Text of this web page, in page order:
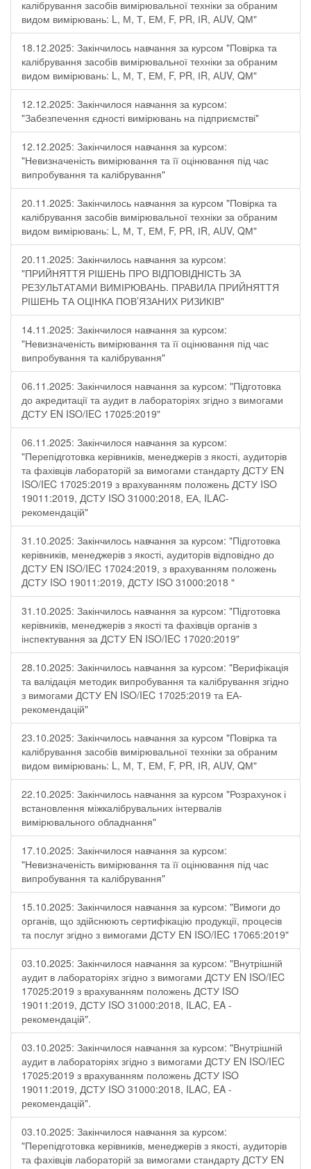
калібрування засобів вимірювальної техніки за обраним
видом вимірювань: L, М, Т, ЕМ, F, РR, ІR, АUV, QМ"
18.12.2025: Закінчилось навчання за курсом "Повірка та
калібрування засобів вимірювальної техніки за обраним
видом вимірювань: L, М, Т, ЕМ, F, РR, ІR, АUV, QМ"
12.12.2025: Закінчилося навчання за курсом:
"Забезпечення єдності вимірювань на підприємстві"
12.12.2025: Закінчилося навчання за курсом:
"Невизначеність вимірювання та її оцінювання під час
випробування та калібрування"
20.11.2025: Закінчилось навчання за курсом "Повірка та
калібрування засобів вимірювальної техніки за обраним
видом вимірювань: L, М, Т, ЕМ, F, РR, ІR, АUV, QМ"
20.11.2025: Закінчилось навчання за курсом:
"ПРИЙНЯТТЯ РІШЕНЬ ПРО ВІДПОВІДНІСТЬ ЗА
РЕЗУЛЬТАТАМИ ВИМІРЮВАНЬ. ПРАВИЛА ПРИЙНЯТТЯ
РІШЕНЬ ТА ОЦІНКА ПОВ’ЯЗАНИХ РИЗИКІВ"
14.11.2025: Закінчилося навчання за курсом:
"Невизначеність вимірювання та її оцінювання під час
випробування та калібрування"
06.11.2025: Закінчилося навчання за курсом: "Підготовка
до акредитації та аудит в лабораторіях згідно з вимогами
ДСТУ EN ISO/IEC 17025:2019"
06.11.2025: Закінчилося навчання за курсом:
"Перепідготовка керівників, менеджерів з якості, аудиторів
та фахівців лабораторій за вимогами стандарту ДСТУ EN
ISO/IEC 17025:2019 з врахуванням положень ДСТУ ISO
19011:2019, ДСТУ ISO 31000:2018, ЕА, ILAC-
рекомендацій"
31.10.2025: Закінчилось навчання за курсом: "Підготовка
керівників, менеджерів з якості, аудиторів відповідно до
ДСТУ EN ISO/IEC 17024:2019, з врахуванням положень
ДСТУ ISO 19011:2019, ДСТУ ISO 31000:2018 "
31.10.2025: Закінчилось навчання за курсом: "Підготовка
керівників, менеджерів з якості та фахівців органів з
інспектування за ДСТУ EN ISO/IEC 17020:2019"
28.10.2025: Закінчилось навчання за курсом: "Верифікація
та валідація методик випробування та калібрування згідно
з вимогами ДСТУ EN ISO/IEC 17025:2019 та ЕА-
рекомендацій"
23.10.2025: Закінчилось навчання за курсом "Повірка та
калібрування засобів вимірювальної техніки за обраним
видом вимірювань: L, М, Т, ЕМ, F, РR, ІR, АUV, QМ"
22.10.2025: Закінчилось навчання за курсом "Розрахунок і
встановлення міжкалібрувальних інтервалів
вимірювального обладнання"
17.10.2025: Закінчилося навчання за курсом:
"Невизначеність вимірювання та її оцінювання під час
випробування та калібрування"
15.10.2025: Закінчилося навчання за курсом: "Вимоги до
органів, що здійснюють сертифікацію продукції, процесів
та послуг згідно з вимогами ДСТУ EN ISO/IEC 17065:2019"
03.10.2025: Закінчилося навчання за курсом: "Внутрішній
аудит в лабораторіях згідно з вимогами ДСТУ EN ISO/IEC
17025:2019 з врахуванням положень ДСТУ ISO
19011:2019, ДСТУ ISO 31000:2018, ILAC, EA -
рекомендацій".
03.10.2025: Закінчилося навчання за курсом: "Внутрішній
аудит в лабораторіях згідно з вимогами ДСТУ EN ISO/IEC
17025:2019 з врахуванням положень ДСТУ ISO
19011:2019, ДСТУ ISO 31000:2018, ILAC, EA -
рекомендацій".
03.10.2025: Закінчилося навчання за курсом:
"Перепідготовка керівників, менеджерів з якості, аудиторів
та фахівців лабораторій за вимогами стандарту ДСТУ EN